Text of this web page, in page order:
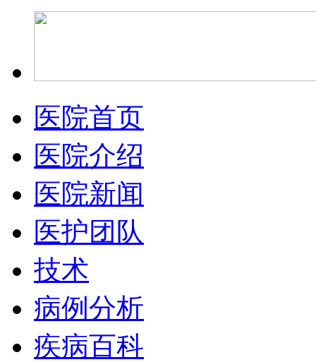
医院首页
医院介绍
医院新闻
医护团队
技术
病例分析
疾病百科